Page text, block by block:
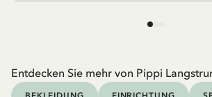
Entdecken Sie mehr von Pippi